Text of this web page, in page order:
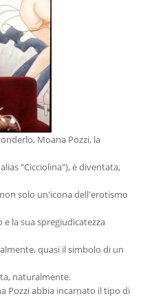
Moana Pozzi, la
"Cicciolina"), è diventata,
solo un'icona dell'erotismo
la sua spregiudicatezza
quasi il simbolo di un
naturalmente.
Pozzi abbia incarnato il tipo di